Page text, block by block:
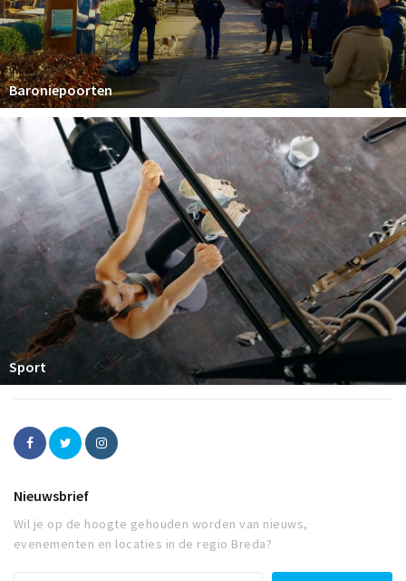
Baroniepoorten
Sport
Nieuwsbrief
Wil je op de hoogte gehouden worden van nieuws,
evenementen en locaties in de regio Breda?